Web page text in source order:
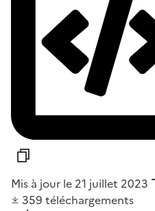
Mis à jour le 21 juillet 2023
359 téléchargements